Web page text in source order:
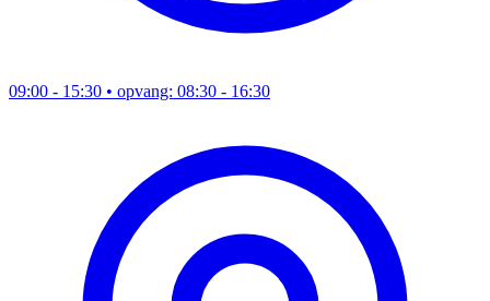
09:00 - 15:30 • opvang: 08:30 - 16:30